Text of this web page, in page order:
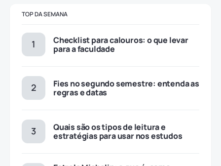
TOP DA SEMANA
Checklist para calouros: o que levar
para a faculdade
Fies no segundo semestre: entenda as
regras e datas
Quais são os tipos de leitura e
estratégias para usar nos estudos